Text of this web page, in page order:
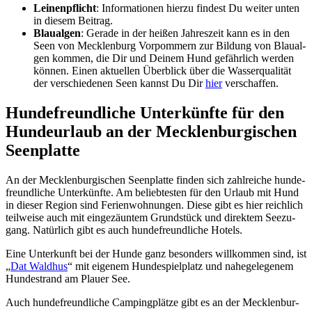
Lei­nen­pflicht: Infor­ma­tio­nen hier­zu fin­dest Du wei­ter unten
in die­sem Bei­trag.
Blau­al­gen: Gera­de in der hei­ßen Jah­res­zeit kann es in den
Seen von Meck­len­burg Vor­pom­mern zur Bil­dung von Blau­al­
gen kom­men, die Dir und Dei­nem Hund gefähr­lich wer­den
kön­nen. Einen aktu­el­len Über­blick über die Was­ser­qua­li­tät
der ver­schie­de­nen Seen kannst Du Dirhierver­schaf­fen.
Hun­de­freund­li­che Unter­künf­te für den
Hun­de­ur­laub an der Meck­len­bur­gi­schen
Seen­plat­te
An der Meck­len­bur­gi­schen Seen­plat­te fin­den sich zahl­rei­che hun­de­
freund­li­che Unter­künf­te. Am belieb­tes­ten für den Urlaub mit Hund
in die­ser Regi­on sind Feri­en­woh­nun­gen. Die­se gibt es hier reich­lich
teil­wei­se auch mit ein­ge­zäun­tem Grund­stück und direk­tem See­zu­
gang. Natür­lich gibt es auch hun­de­freund­li­che Hotels.
Eine Unter­kunft bei der Hun­de ganz beson­ders will­kom­men sind, ist
„Dat Wald­hus“ mit eige­nem Hun­de­spiel­platz und nahe­ge­le­ge­nem
Hun­de­strand am Plau­er See.
Auch hun­de­freund­li­che Cam­ping­plät­ze gibt es an der Meck­len­bur­